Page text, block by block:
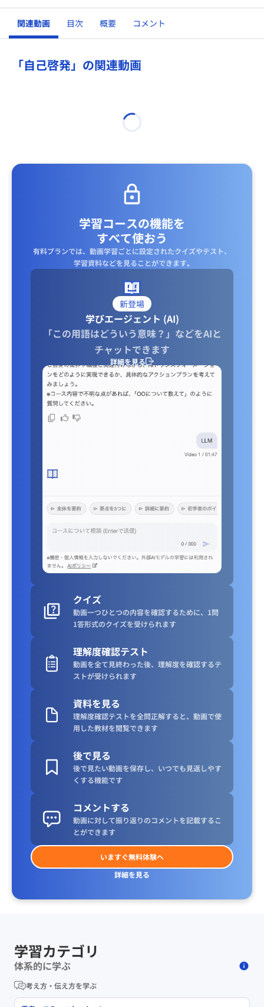
関連動画 目次 概要 コメント
「自己啓発」の関連動画
学習コースの機能を
すべて使おう
有料プランでは、動画学習ごとに設定されたクイズやテスト、
学習資料などを見ることができます｡
新登場
学びエージェント (AI)
「この用語はどういう意味？」などをAIと
チャットできます
詳細を見る
クイズ
動画一つひとつの内容を確認するために、1問
1答形式のクイズを受けられます
理解度確認テスト
動画を全て見終わった後、理解度を確認するテ
ストが受けられます
資料を見る
理解度確認テストを全問正解すると、動画で使
用した教材を閲覧できます
後で見る
後で見たい動画を保存し、いつでも見返しやす
くする機能です
コメントする
動画に対して振り返りのコメントを記載するこ
とができます
いますぐ無料体験へ
詳細を見る
学習カテゴリ
体系的に学ぶ
考え方・伝え方を学ぶ